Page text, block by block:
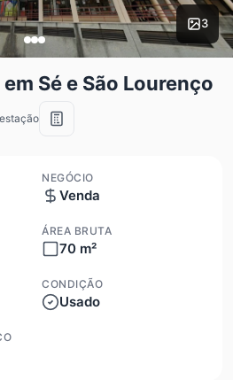
3
Sé e São Lourenço
NEGÓCIO
Venda
ÁREA BRUTA
70 m²
CONDIÇÃO
Usado